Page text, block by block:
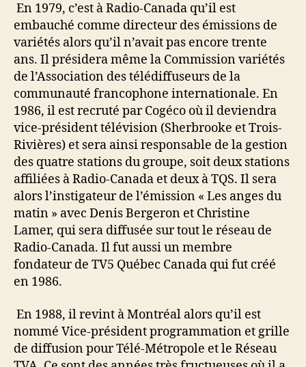
En 1979, c’est à Radio-Canada qu’il est
embauché comme directeur des émissions de
variétés alors qu’il n’avait pas encore trente
ans. Il présidera même la Commission variétés
de l’Association des télédiffuseurs de la
communauté francophone internationale. En
1986, il est recruté par Cogéco où il deviendra
vice-président télévision (Sherbrooke et Trois-
Rivières) et sera ainsi responsable de la gestion
des quatre stations du groupe, soit deux stations
affiliées à Radio-Canada et deux à TQS. Il sera
alors l’instigateur de l’émission « Les anges du
matin » avec Denis Bergeron et Christine
Lamer, qui sera diffusée sur tout le réseau de
Radio-Canada. Il fut aussi un membre
fondateur de TV5 Québec Canada qui fut créé
en 1986.
En 1988, il revint à Montréal alors qu’il est
nommé Vice-président programmation et grille
de diffusion pour Télé-Métropole et le Réseau